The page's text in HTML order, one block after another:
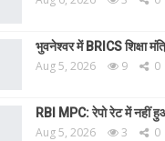
भुवनेश्वर में BRICS शिक्षा
Aug 5, 2026 9 0
RBI MPC: रेपो रेट में नहीं
Aug 5, 2026 3 0